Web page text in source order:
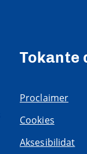
Tokante
Proclaimer
Cookies
Aksesibilidat